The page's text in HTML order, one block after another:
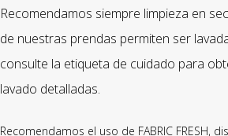
Recomendamos siempre limpieza en
de nuestras prendas permiten ser
consulte la etiqueta de cuidado para
lavado detalladas.
Recomendamos el uso de FABRIC FRESH,